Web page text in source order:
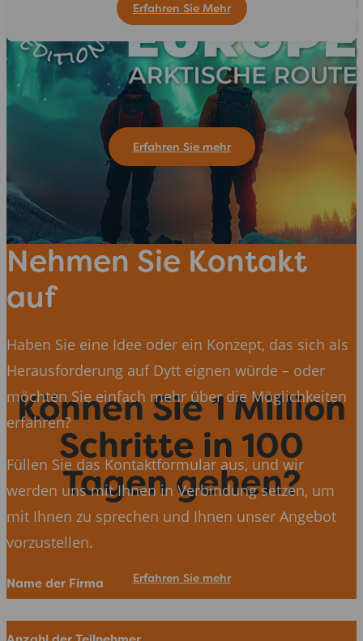
Erfahren Sie mehr
Können Sie 1 Million
Schritte in 100
Tagen gehen?
Erfahren Sie mehr
Erfahren Sie Mehr
Nehmen Sie Kontakt
auf
Haben Sie eine Idee oder ein Konzept, das sich als
Herausforderung auf Dytt eignen würde – oder
möchten Sie einfach mehr über die Möglichkeiten
erfahren?
Füllen Sie das Kontaktformular aus, und wir
werden uns mit Ihnen in Verbindung setzen, um
mit Ihnen zu sprechen und Ihnen unser Angebot
vorzustellen.
Name der Firma